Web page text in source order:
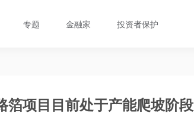
专题 金融家 投资者保护
箔项目目前处于产能爬坡阶段